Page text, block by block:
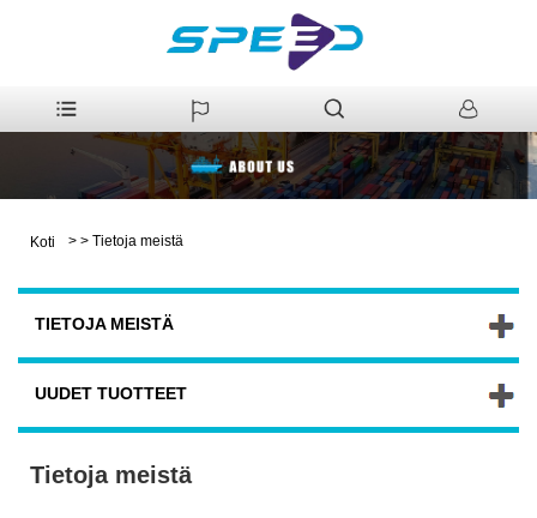
Koti > > Tietoja meistä
TIETOJA MEISTÄ
UUDET TUOTTEET
Tietoja meistä